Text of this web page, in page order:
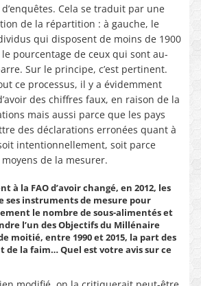
Cela se traduit par une
de la répartition : à gauche, le
qui disposent de moins de 1900
pourcentage de ceux qui sont au-
Sur le principe, c’est pertinent.
ce processus, il y a évidemment
des chiffres faux, en raison de la
mais aussi parce que les pays
des déclarations erronées quant à
intentionnellement, soit parce
moyens de la mesurer.
à la FAO d’avoir changé, en 2012, les
ses instruments de mesure pour
le nombre de sous-alimentés et
l’un des Objectifs du Millénaire
moitié, entre 1990 et 2015, la part des
de la faim… Quel est votre avis sur ce